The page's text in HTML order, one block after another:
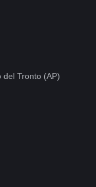
del Tronto (AP)